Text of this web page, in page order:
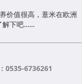
价值很高，薏米在欧洲
解下吧……
0535-6736261